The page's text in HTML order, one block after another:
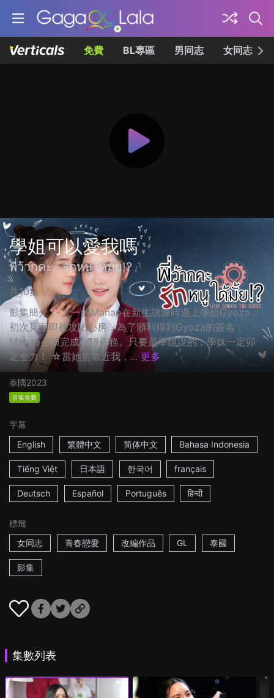
免費 BL專區 男同志 女同志
學姐可以愛我嗎
พี่ว้ากคะ…รักหนูได้มั้ย!?
共10集
影集簡介： 大一的Manao在新生訓練時遇上學姐Gyoza，
初次見面即被攻陷心房，為了順利得到Gyoza的簽名，
Manao必須完成一項任務。只要是學姐說的，學妹一定卯
足全力！ ☆當她愈靠近我，... 更多
泰國2023
首集免費
字幕
English
繁體中文 简体中文 Bahasa Indonesia
Tiếng Việt 日本語 한국어 français
Deutsch Español Português हिन्दी
標籤
女同志
青春戀愛 改編作品 GL 泰國
影集
集數列表